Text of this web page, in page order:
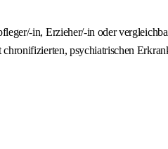
in, Erzieher/-in oder
psychiatrischen